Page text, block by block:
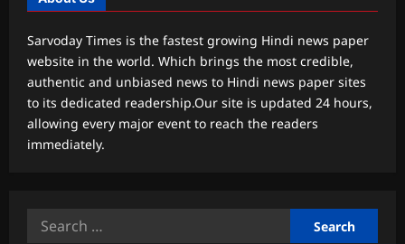
Sarvoday Times is the fastest growing Hindi news paper
website in the world. Which brings the most credible,
authentic and unbiased news to Hindi news paper sites
to its dedicated readership.Our site is updated 24 hours,
allowing every major event to reach the readers
immediately.
Search